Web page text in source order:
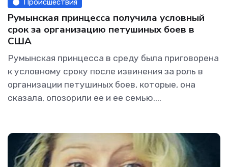
Происшествия
Румынская принцесса получила условный
срок за организацию петушиных боев в
США
Румынская принцесса в среду была приговорена
к условному сроку после извинения за роль в
организации петушиных боев, которые, она
сказала, опозорили ее и ее семью....